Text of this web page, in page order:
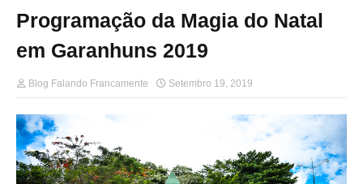
Programação da Magia do Natal
em Garanhuns 2019
Blog Falando Francamente Setembro 19, 2019